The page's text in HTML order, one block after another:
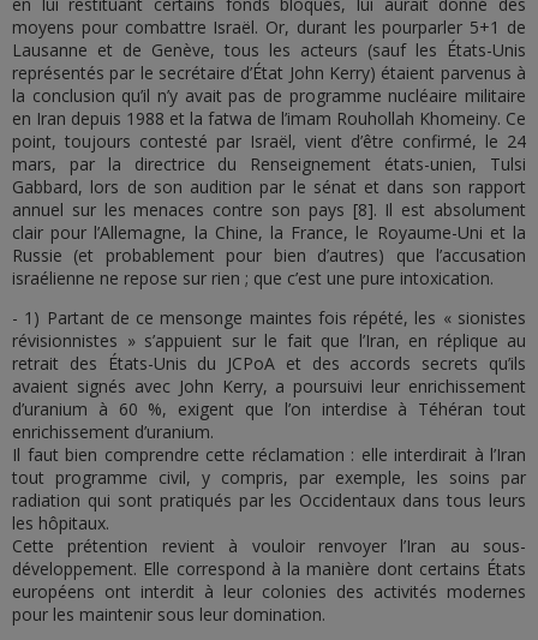
moyens pour combattre Israël. Or, durant les pourparler 5+1 de
Lausanne et de Genève, tous les acteurs (sauf les États-Unis
représentés par le secrétaire d’État John Kerry) étaient parvenus à
la conclusion qu’il n’y avait pas de programme nucléaire militaire
en Iran depuis 1988 et la fatwa de l’imam Rouhollah Khomeiny. Ce
point, toujours contesté par Israël, vient d’être confirmé, le 24
mars, par la directrice du Renseignement états-unien, Tulsi
Gabbard, lors de son audition par le sénat et dans son rapport
annuel sur les menaces contre son pays [8]. Il est absolument
clair pour l’Allemagne, la Chine, la France, le Royaume-Uni et la
Russie (et probablement pour bien d’autres) que l’accusation
israélienne ne repose sur rien ; que c’est une pure intoxication.
- 1) Partant de ce mensonge maintes fois répété, les « sionistes
révisionnistes » s’appuient sur le fait que l’Iran, en réplique au
retrait des États-Unis du JCPoA et des accords secrets qu’ils
avaient signés avec John Kerry, a poursuivi leur enrichissement
d’uranium à 60 %, exigent que l’on interdise à Téhéran tout
enrichissement d’uranium.
Il faut bien comprendre cette réclamation : elle interdirait à l’Iran
tout programme civil, y compris, par exemple, les soins par
radiation qui sont pratiqués par les Occidentaux dans tous leurs
les hôpitaux.
Cette prétention revient à vouloir renvoyer l’Iran au sous-
développement. Elle correspond à la manière dont certains États
européens ont interdit à leur colonies des activités modernes
pour les maintenir sous leur domination.